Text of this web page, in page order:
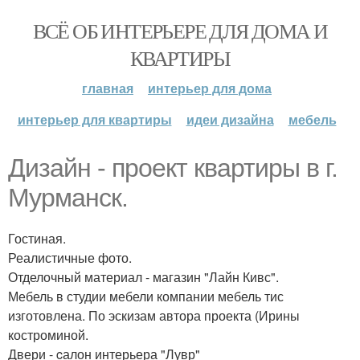
ВСЁ ОБ ИНТЕРЬЕРЕ ДЛЯ ДОМА И
КВАРТИРЫ
главная
интерьер для дома
интерьер для квартиры
идеи дизайна мебель
Дизайн - проект квартиры в г.
Мурманск.
Гостиная.
Реалистичные фото.
Отделочный материал - магазин "Лайн Кивс".
Мебель в студии мебели компании мебель тис
изготовлена. По эскизам автора проекта (Ирины
костроминой.
Двери - cалон интерьера "Лувр"